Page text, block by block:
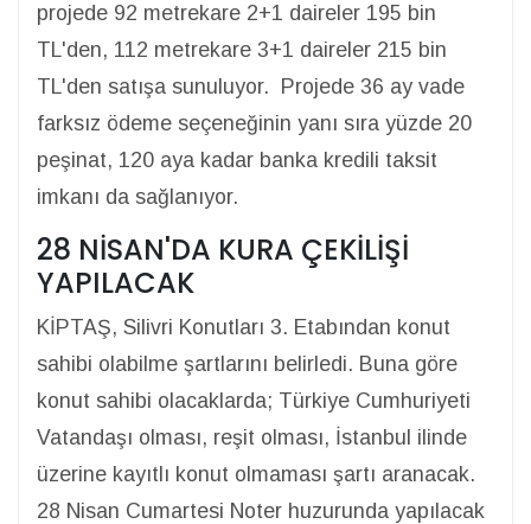
projede 92 metrekare 2+1 daireler 195 bin
TL'den, 112 metrekare 3+1 daireler 215 bin
TL'den satışa sunuluyor. Projede 36 ay vade
farksız ödeme seçeneğinin yanı sıra yüzde 20
peşinat, 120 aya kadar banka kredili taksit
imkanı da sağlanıyor.
28 NİSAN'DA KURA ÇEKİLİŞİ
YAPILACAK
KİPTAŞ, Silivri Konutları 3. Etabından konut
sahibi olabilme şartlarını belirledi. Buna göre
konut sahibi olacaklarda; Türkiye Cumhuriyeti
Vatandaşı olması, reşit olması, İstanbul ilinde
üzerine kayıtlı konut olmaması şartı aranacak.
28 Nisan Cumartesi Noter huzurunda yapılacak